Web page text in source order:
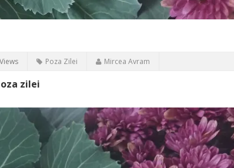
Poza Zilei Mircea Avram
zilei